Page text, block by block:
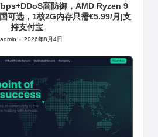
高防御，AMD Ryzen 9
可选，1核2G内存只需€5.99/月|支
持支付宝
admin 2026年8月4日